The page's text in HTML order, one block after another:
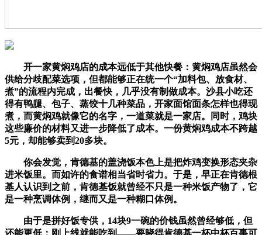
开一家黄焖鸡店的成本远低于其他快餐：黄焖鸡店虽然会
供给分歧配菜选项，但都能够正在统一个“加料包、放食材、
煮”的流程内完成，出餐快，几乎没有制做成本。沙县小吃还
得有鸭腿、包子、蒸饺十几种菜品，开家面馆面条怎样也得现
煮，而黄焖鸡就像它的名字，一道菜就是一家店。同时，鸡块
这些廉价的材料又进一步降低了成本。一份黄焖鸡成本不跨越
5元，却能够卖到20多块。
你会发觉，肯德基的盖浇饭本色上是把炸鸡变换形态夹杂
进米饭里。而如许的食谱相当省时省力。于是，早正在肯德根
基人认识到之前，肯德基饭就曾经不只是一种米饭产物了，它
是一种烹调体例，继而又是一种糊口体例。
由于是拼好饭专供，14块9一碗的价钱虽然曾经够低，但
还能更低：刚上线就能吃到——要晓得肯德基一杯中杯百事可